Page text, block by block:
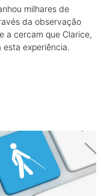
milhares de
da observação
a cercam que Clarice,
experiência.